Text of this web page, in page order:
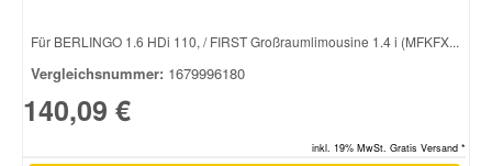
Für BERLINGO 1.6 HDi 110, / FIRST Großraumlimousine 1.4 i (MFKFX...
Vergleichsnummer: 1679996180
140,09 €
inkl. 19% MwSt. Gratis Versand *